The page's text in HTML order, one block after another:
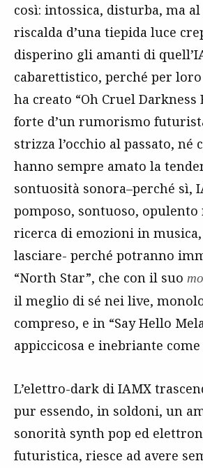
così: intossica, disturba, ma
riscalda d’una tiepida luce
disperino gli amanti di
cabarettistico, perché per
ha creato “Oh Cruel Darkness
forte d’un rumorismo
strizza l’occhio al passato, né
hanno sempre amato la
sontuosità sonora–perché sì,
pomposo, sontuoso, opulento
ricerca di emozioni in
lasciare- perché potranno
“North Star”, che con il suo
il meglio di sé nei live,
compreso, e in “Say Hello
appiccicosa e inebriante come
L’elettro-dark di IAMX
pur essendo, in soldoni, un
sonorità synth pop ed
futuristica, riesce ad avere